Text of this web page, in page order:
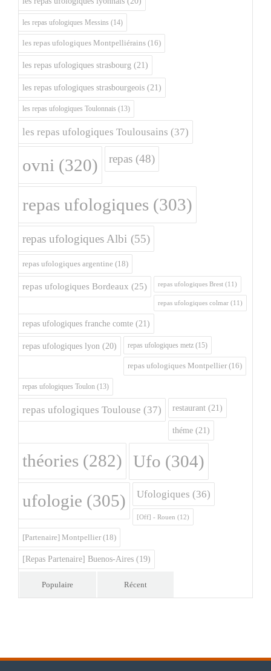
les repas ufologiques Messins (14)
les repas ufologiques Montpelliérains (16)
les repas ufologiques strasbourg (21)
les repas ufologiques strasbourgeois (21)
les repas ufologiques Toulonnais (13)
les repas ufologiques Toulousains (37)
ovni (320) repas (48)
repas ufologiques (303)
repas ufologiques Albi (55)
repas ufologiques argentine (18)
repas ufologiques Bordeaux (25) repas ufologiques Brest (11)
repas ufologiques colmar (11)
repas ufologiques franche comte (21)
repas ufologiques lyon (20) repas ufologiques metz (15)
repas ufologiques Montpellier (16)
repas ufologiques Toulon (13)
repas ufologiques Toulouse (37) restaurant (21)
théme (21)
théories (282) Ufo (304)
ufologie (305) Ufologiques (36)
[Off] - Rouen (12)
[Partenaire] Montpellier (18)
[Repas Partenaire] Buenos-Aires (19)
Populaire Récent